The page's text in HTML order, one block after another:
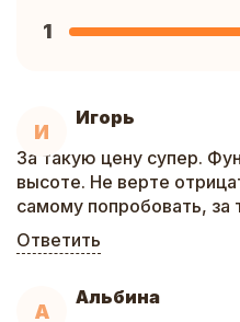
И
Игорь
За такую цену супер.
высоте. Не верте
самому попробовать, за
Ответить
А
Альбина
1